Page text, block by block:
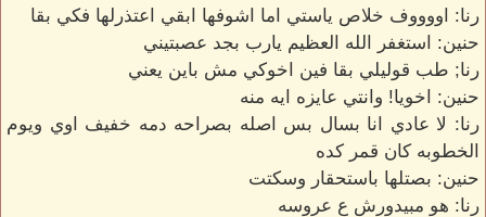
رنا: اووووف خلاص ياستي اما اشوفها ابقي اعتذرلها فكي بقا
حنين: استغفر الله العظيم يارب بجد عصبتيني
رنا; طب قوليلي بقا فين اخوكي مش باين يعني
حنين: اخويا! وانتي عايزه ايه منه
رنا: لا عادي انا بسال بس اصله بصراحه دمه خفيف اوي ويوم
الخطوبه كان قمر كده
حنين: بصتلها باستحقار وسكتت
رنا: هو مبيدورش ع عروسه